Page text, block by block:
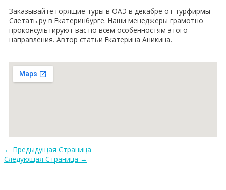
Заказывайте горящие туры в ОАЭ в декабре от турфирмы
Слетать.ру в Екатеринбурге. Наши менеджеры грамотно
проконсультируют вас по всем особенностям этого
направления. Автор статьи Екатерина Аникина.
← Предыдущая Страница
Следующая Страница →